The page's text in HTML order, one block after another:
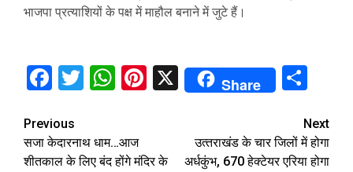
भाजपा प्रत्याशियों के पक्ष में माहौल बनाने में जुटे हैं।
Facebook
Twitter
WhatsApp
Pinterest
X Share
Continue
Reading
Previous
सजा केदारनाथ धाम…आज
शीतकाल के लिए बंद होंगे मंदिर के
Next
उत्‍तराखंड के चार जिलों में होगा
अर्धकुंभ, 670 हेक्टेयर एरिया होगा